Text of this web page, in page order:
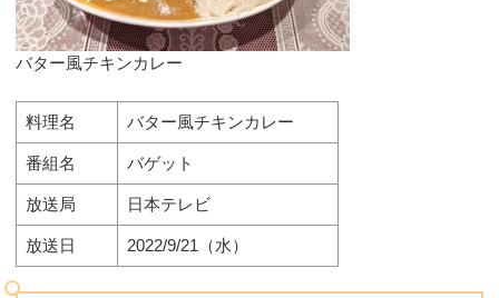
バター風チキンカレー
料理名 バター風チキンカレー
番組名 バゲット
放送局 日本テレビ
放送日 2022/9/21（水）